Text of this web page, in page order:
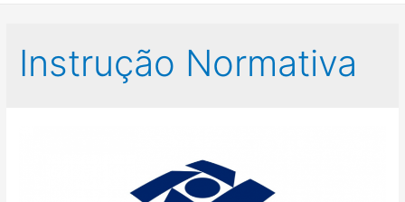
Instrução Normativa